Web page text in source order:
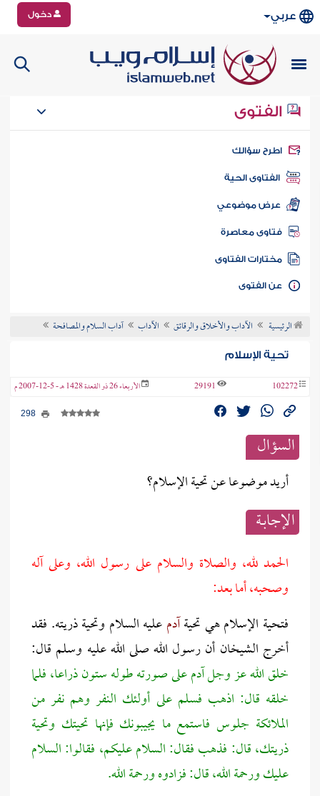
عربي دخول
الفتوى
سؤالك
الفتاوى الحية
عرض موضوعي
فتاوى معاصرة
مختارات الفتاوى
الفتوى
الرئيسية الآداب والأخلاق والرقائق الآداب آداب السلام والمصافحة
تحية الإسلام
102272
29191 الأربعاء 26 ذو القعدة 1428 هـ - 5-12-2007 م
السؤال
أريد موضوعا عن تحية الإسلام؟
الإجابــة
الحمد لله، والصلاة والسلام على رسول الله، وعلى آله
وصحبه، أما بعد:
فتحية الإسلام هي تحيةآدمعليه السلام وتحية ذريته. فقد
أخرج الشيخان أن رسول الله صلى الله عليه وسلم قال:
خلق الله عز وجل آدم على صورته طوله ستون ذراعا، فلما
خلقه قال: اذهب فسلم على أولئك النفر وهم نفر من
الملائكة جلوس فاستمع ما يجيبونك فإنها تحيتك وتحية
ذريتك، قال: فذهب فقال: السلام عليكم، فقالوا: السلام
عليك ورحمة الله، قال: فزادوه ورحمة الله.